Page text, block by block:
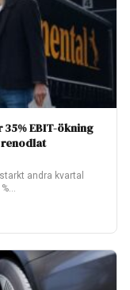
EBIT-ökning
andra kvartal